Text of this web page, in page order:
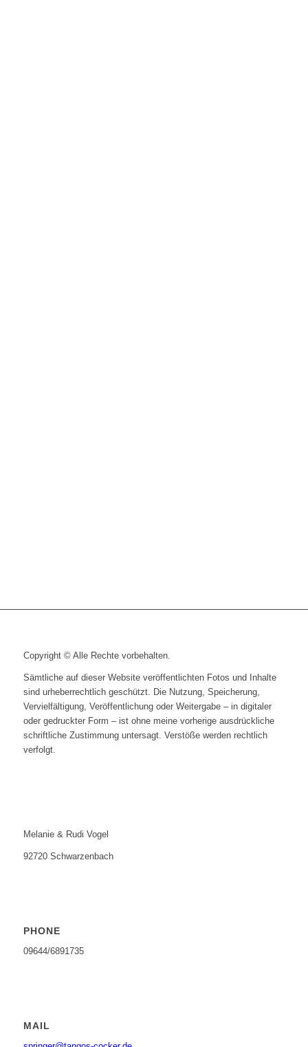
Copyright © Alle Rechte vorbehalten.
Sämtliche auf dieser Website veröffentlichten Fotos und Inhalte
sind urheberrechtlich geschützt. Die Nutzung, Speicherung,
Vervielfältigung, Veröffentlichung oder Weitergabe – in digitaler
oder gedruckter Form – ist ohne meine vorherige ausdrückliche
schriftliche Zustimmung untersagt. Verstöße werden rechtlich
verfolgt.
Melanie & Rudi Vogel
92720 Schwarzenbach
PHONE
09644/6891735
MAIL